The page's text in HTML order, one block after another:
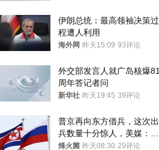
伊朗总统：最高领袖决策过
程遭人利用
海外网 昨天15:09 93评论
外交部发言人就广岛核爆81
周年答记者问
新华社 昨天19:45 39评论
普京再向东方借兵，这次出
兵数量十分惊人，美媒：俄
朝要动真格？
烽火菌 昨天08:30 29评论